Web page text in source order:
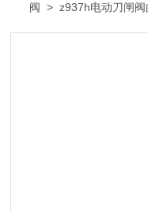
阀 > z937h电动刀闸阀